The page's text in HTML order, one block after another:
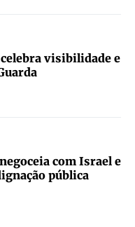
visibilidade e
com Israel e
pública